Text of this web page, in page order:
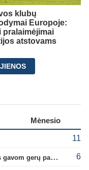
klubų
Europoje:
pralaimėjimai
atstovams
Mėnesio
11
A. Tapinas: „Iš europinio lygio komandos gavom gerų pamokų“ 6